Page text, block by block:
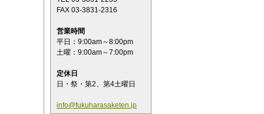
FAX 03-3831-2316
営業時間
平日：9:00am～8:00pm
土曜：9:00am～7:00pm
定休日
日・祭・第2、第4土曜日
info@fukuharasaketen.jp